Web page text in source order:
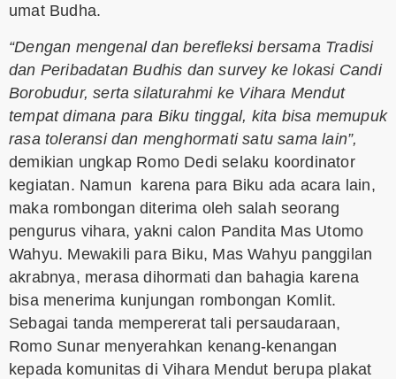
umat Budha.
“Dengan mengenal dan berefleksi bersama Tradisi
dan Peribadatan Budhis dan survey ke lokasi Candi
Borobudur, serta silaturahmi ke Vihara Mendut
tempat dimana para Biku tinggal, kita bisa memupuk
rasa toleransi dan menghormati satu sama lain”,
demikian ungkap Romo Dedi selaku koordinator
kegiatan. Namun karena para Biku ada acara lain,
maka rombongan diterima oleh salah seorang
pengurus vihara, yakni calon Pandita Mas Utomo
Wahyu. Mewakili para Biku, Mas Wahyu panggilan
akrabnya, merasa dihormati dan bahagia karena
bisa menerima kunjungan rombongan Komlit.
Sebagai tanda mempererat tali persaudaraan,
Romo Sunar menyerahkan kenang-kenangan
kepada komunitas di Vihara Mendut berupa plakat